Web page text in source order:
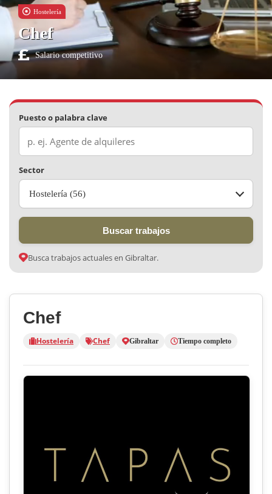
Hostelería
Chef
Salario competitivo
Puesto o palabra clave
Sector
Hostelería (56)
Buscar trabajos
Busca trabajos actuales en Gibraltar.
Chef
Hostelería Chef Gibraltar Tiempo completo